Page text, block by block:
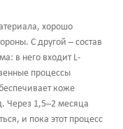
хорошо
С другой – состав
в него входит L-
процессы
коже
Через 1,5–2 месяца
и пока этот процесс